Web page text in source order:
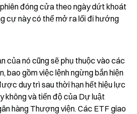
đóng cửa theo ngày dứt khoát
cự này có thể mở ra lối đi hướng
của nó cũng sẽ phụ thuộc vào các
bao gồm việc lệnh ngừng bắn hiện
duy trì sau thời hạn hết hiệu lực
không và tiến độ của Dự luật
hàng Thượng viện. Các ETF giao